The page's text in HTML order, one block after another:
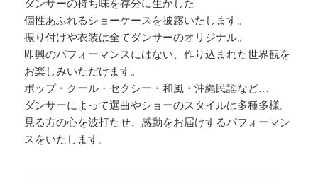
ダンサーの持ち味を存分に生かした
個性あふれるショーケースを披露いたします。
振り付けや衣装は全てダンサーのオリジナル。
即興のパフォーマンスにはない、作り込まれた世界観を
お楽しみいただけます。
ポップ・クール・セクシー・和風・沖縄民謡など…
ダンサーによって選曲やショーのスタイルは多種多様。
見る方の心を波打たせ、感動をお届けするパフォーマン
スをいたします。